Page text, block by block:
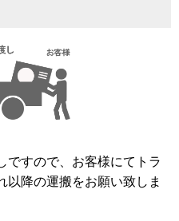
ですので、お客様にてトラ
以降の運搬をお願い致しま